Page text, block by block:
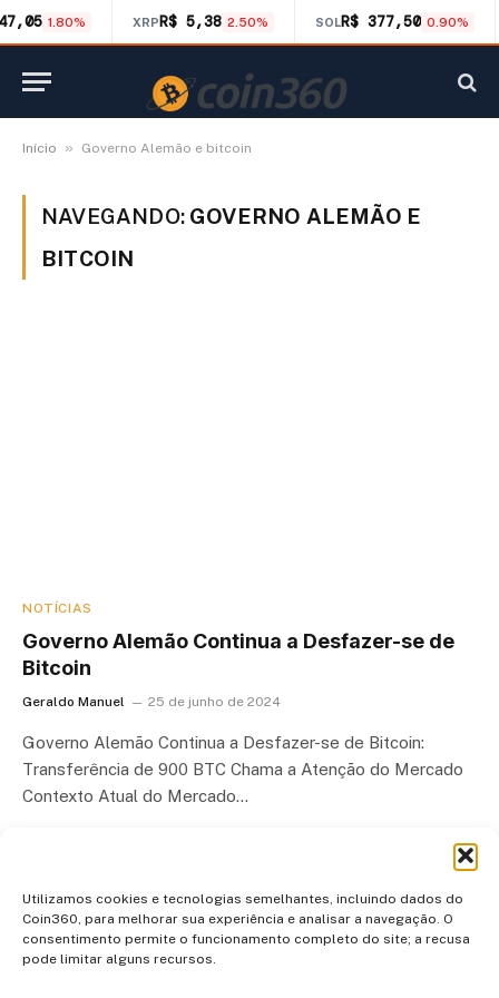
Utilizamos cookies e tecnologias semelhantes, incluindo dados do
Coin360, para melhorar sua experiência e analisar a navegação. O
consentimento permite o funcionamento completo do site; a recusa
pode limitar alguns recursos.
1.80% XRPR$ 5,38 2.50% SOLR$ 377,50 0.90%
Início » Governo Alemão e bitcoin
NAVEGANDO: GOVERNO ALEMÃO E
BITCOIN
NOTÍCIAS
Governo Alemão Continua a Desfazer-se de
Bitcoin
Geraldo Manuel 25 de junho de 2024
Governo Alemão Continua a Desfazer-se de Bitcoin:
Transferência de 900 BTC Chama a Atenção do Mercado
Contexto Atual do Mercado…